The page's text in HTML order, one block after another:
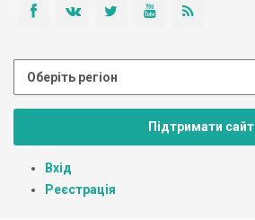
Підтримати сайт
Вхід
Реєстрація